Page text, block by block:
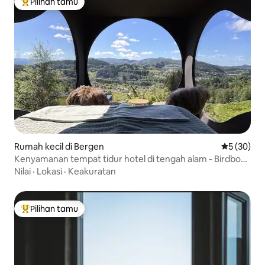
Pilihan tamu terpopuler
Rumah kecil di Bergen Nilai rata-
5 (30)
Kenyamanan tempat tidur hotel di tengah alam - Birdbox
Bergen
Nilai · Lokasi · Keakuratan
Pilihan tamu terpopuler
Pilihan tamu